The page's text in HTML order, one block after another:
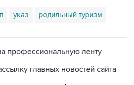
указ родильный туризм
профессиональную ленту
главных новостей сайта